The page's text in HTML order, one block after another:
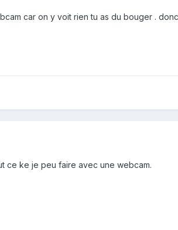
car on y voit rien tu as du bouger .
ce ke je peu faire avec une webcam.